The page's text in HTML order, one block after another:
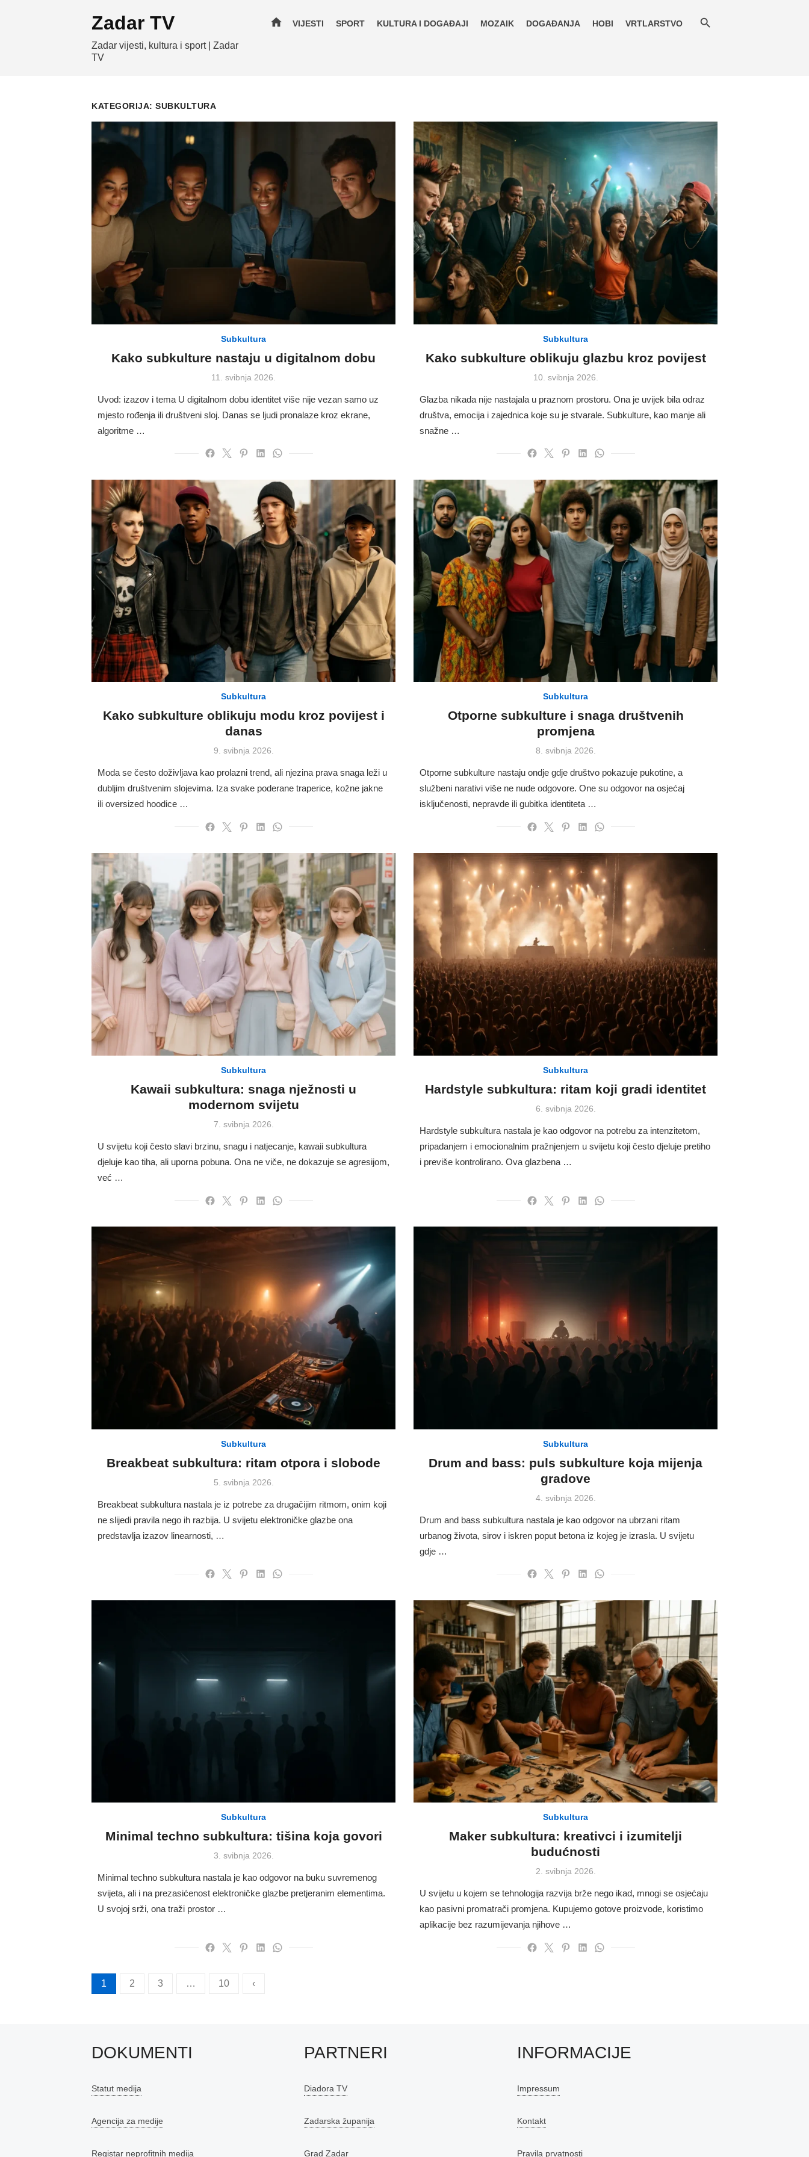
Zadar TV
Zadar vijesti, kultura i sport | Zadar
TV
home VIJESTI SPORT KULTURA I DOGAĐAJI MOZAIK DOGAĐANJA HOBI VRTLARSTVO
KATEGORIJA: SUBKULTURA
Subkultura
Kako subkulture nastaju u digitalnom dobu
Posted
11. svibnja 2026.
Uvod: izazov i tema U digitalnom dobu identitet više nije vezan samo uz
mjesto rođenja ili društveni sloj. Danas se ljudi pronalaze kroz ekrane,
algoritme …
Subkultura
Kako subkulture oblikuju glazbu kroz povijest
Posted
10. svibnja 2026.
Glazba nikada nije nastajala u praznom prostoru. Ona je uvijek bila odraz
društva, emocija i zajednica koje su je stvarale. Subkulture, kao manje ali
snažne …
Subkultura
Kako subkulture oblikuju modu kroz povijest i
danas
Posted
9. svibnja 2026.
Moda se često doživljava kao prolazni trend, ali njezina prava snaga leži u
dubljim društvenim slojevima. Iza svake poderane traperice, kožne jakne
ili oversized hoodice …
Subkultura
Otporne subkulture i snaga društvenih
promjena
Posted
8. svibnja 2026.
Otporne subkulture nastaju ondje gdje društvo pokazuje pukotine, a
službeni narativi više ne nude odgovore. One su odgovor na osjećaj
isključenosti, nepravde ili gubitka identiteta …
Subkultura
Kawaii subkultura: snaga nježnosti u
modernom svijetu
Posted
7. svibnja 2026.
U svijetu koji često slavi brzinu, snagu i natjecanje, kawaii subkultura
djeluje kao tiha, ali uporna pobuna. Ona ne viče, ne dokazuje se agresijom,
već …
Subkultura
Hardstyle subkultura: ritam koji gradi identitet
Posted
6. svibnja 2026.
Hardstyle subkultura nastala je kao odgovor na potrebu za intenzitetom,
pripadanjem i emocionalnim pražnjenjem u svijetu koji često djeluje pretiho
i previše kontrolirano. Ova glazbena …
Subkultura
Breakbeat subkultura: ritam otpora i slobode
Posted
5. svibnja 2026.
Breakbeat subkultura nastala je iz potrebe za drugačijim ritmom, onim koji
ne slijedi pravila nego ih razbija. U svijetu elektroničke glazbe ona
predstavlja izazov linearnosti, …
Subkultura
Drum and bass: puls subkulture koja mijenja
gradove
Posted
4. svibnja 2026.
Drum and bass subkultura nastala je kao odgovor na ubrzani ritam
urbanog života, sirov i iskren poput betona iz kojeg je izrasla. U svijetu
gdje …
Subkultura
Minimal techno subkultura: tišina koja govori
Posted
3. svibnja 2026.
Minimal techno subkultura nastala je kao odgovor na buku suvremenog
svijeta, ali i na prezasićenost elektroničke glazbe pretjeranim elementima.
U svojoj srži, ona traži prostor …
Subkultura
Maker subkultura: kreativci i izumitelji
budućnosti
Posted
2. svibnja 2026.
U svijetu u kojem se tehnologija razvija brže nego ikad, mnogi se osjećaju
kao pasivni promatrači promjena. Kupujemo gotove proizvode, koristimo
aplikacije bez razumijevanja njihove …
Brojevi
1 2 3 … 10 ‹
DOKUMENTI
Statut medija
Agencija za medije
Registar neprofitnih medija
PARTNERI
Diadora TV
Zadarska županija
Grad Zadar
INFORMACIJE
Impressum
Kontakt
Pravila prvatnosti